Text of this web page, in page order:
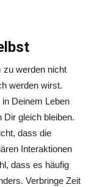
zu werden nicht
werden wirst.
Deinem Leben
gleich bleiben.
dass die
Interaktionen
dass es häufig
Verbringe Zeit